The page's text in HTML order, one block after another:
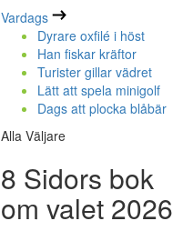
Vardags
Dyrare oxfilé i höst
Han fiskar kräftor
Turister gillar vädret
Lätt att spela minigolf
Dags att plocka blåbär
Alla Väljare
8 Sidors bok
om valet 2026